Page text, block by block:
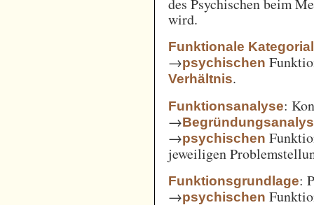
wird.
Funktionale
→psychischen
Verhältnis.
Funktionsanalyse:
→
→psychischen
jeweiligen
Funktionsgrundlage:
→psychischen